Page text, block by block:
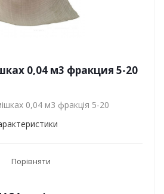
0,04 м3 фракция 5-20
0,04 м3 фракція 5-20
Порівняти